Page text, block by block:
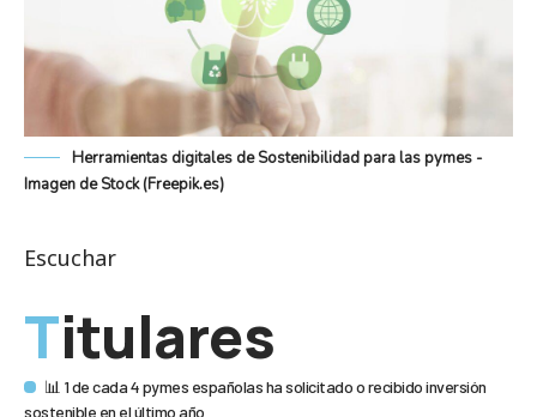
Herramientas digitales de Sostenibilidad para las pymes -
Imagen de Stock (Freepik.es)
Escuchar
Titulares
📊 1 de cada 4 pymes españolas ha solicitado o recibido inversión
sostenible en el último año